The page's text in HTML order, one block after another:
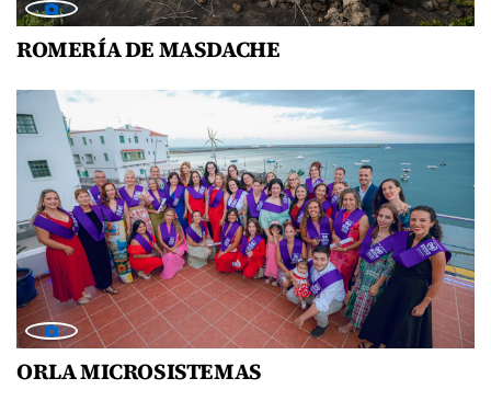
ROMERÍA DE MASDACHE
ORLA MICROSISTEMAS